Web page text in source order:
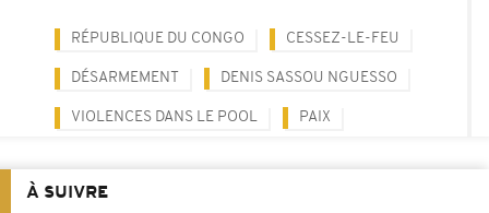
RÉPUBLIQUE DU CONGO CESSEZ-LE-FEU
DÉSARMEMENT DENIS SASSOU NGUESSO
VIOLENCES DANS LE POOL PAIX
À SUIVRE